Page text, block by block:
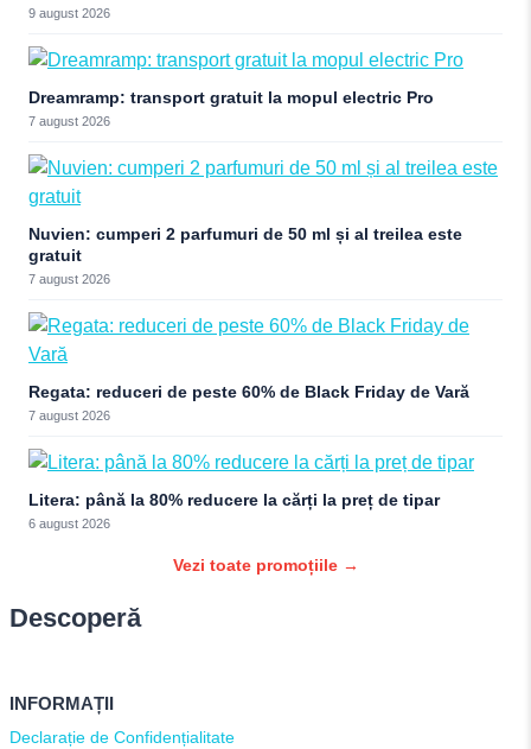
9 august 2026
Dreamramp: transport gratuit la mopul electric Pro
7 august 2026
Nuvien: cumperi 2 parfumuri de 50 ml și al treilea este
gratuit
7 august 2026
Regata: reduceri de peste 60% de Black Friday de Vară
7 august 2026
Litera: până la 80% reducere la cărți la preț de tipar
6 august 2026
Vezi toate promoțiile →
Descoperă
INFORMAȚII
Declarație de Confidențialitate